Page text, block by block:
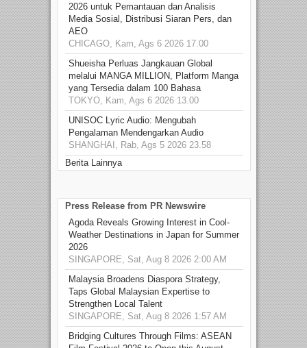
2026 untuk Pemantauan dan Analisis
Media Sosial, Distribusi Siaran Pers, dan
AEO
CHICAGO, Kam, Ags 6 2026 17.00
Shueisha Perluas Jangkauan Global
melalui MANGA MILLION, Platform Manga
yang Tersedia dalam 100 Bahasa
TOKYO, Kam, Ags 6 2026 13.00
UNISOC Lyric Audio: Mengubah
Pengalaman Mendengarkan Audio
SHANGHAI, Rab, Ags 5 2026 23.58
Berita Lainnya
Press Release from PR Newswire
Agoda Reveals Growing Interest in Cool-
Weather Destinations in Japan for Summer
2026
SINGAPORE, Sat, Aug 8 2026 2:00 AM
Malaysia Broadens Diaspora Strategy,
Taps Global Malaysian Expertise to
Strengthen Local Talent
SINGAPORE, Sat, Aug 8 2026 1:57 AM
Bridging Cultures Through Films: ASEAN